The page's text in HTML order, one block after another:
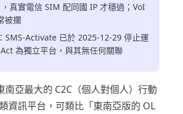
真實電信 SIM 配同國 IP 才穩過；VoI
被攔
：SMS-Activate 已於 2025-12-29 停止運
為獨立平台，與其無任何關聯
南亞最大的 C2C（個人對個人）行動
資訊平台，可類比「東南亞版的 OL